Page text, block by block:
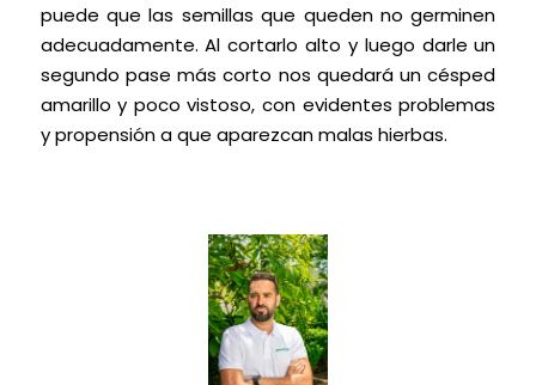
puede que las semillas que queden no germinen
adecuadamente. Al cortarlo alto y luego darle un
segundo pase más corto nos quedará un césped
amarillo y poco vistoso, con evidentes problemas
y propensión a que aparezcan malas hierbas.